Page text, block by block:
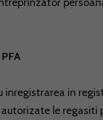
inregistrarea in
le regasiti